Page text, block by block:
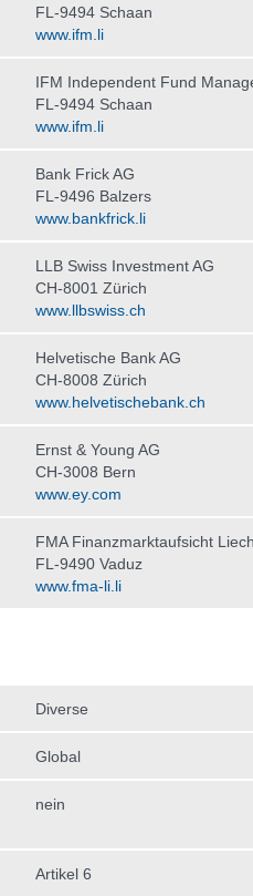
FL-9494 Schaan
www.ifm.li
IFM Independent Fund
FL-9494 Schaan
www.ifm.li
Bank Frick AG
FL-9496 Balzers
www.bankfrick.li
LLB Swiss Investment AG
CH-8001 Zürich
www.llbswiss.ch
Helvetische Bank AG
CH-8008 Zürich
www.helvetischebank.ch
Ernst & Young AG
CH-3008 Bern
www.ey.com
FMA Finanzmarktaufsicht
FL-9490 Vaduz
www.fma-li.li
Diverse
Global
nein
Artikel 6